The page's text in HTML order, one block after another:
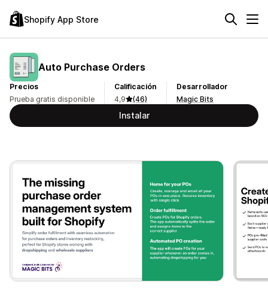
Shopify App Store
Auto Purchase Orders
Precios
Prueba gratis disponible
Calificación
4,9
(46)
Desarrollador
Magic Bits
Instalar